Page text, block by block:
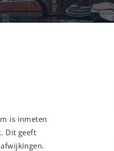
is inmeten
Dit geeft